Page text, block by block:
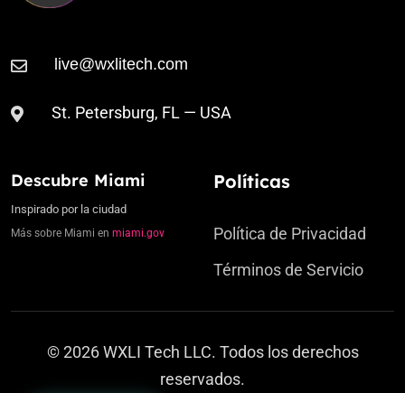
St. Petersburg, FL — USA
Descubre Miami
Inspirado por la ciudad
Más sobre Miami en miami.gov
Políticas
Política de Privacidad
Términos de Servicio
© 2026 WXLI Tech LLC. Todos los derechos
reservados.